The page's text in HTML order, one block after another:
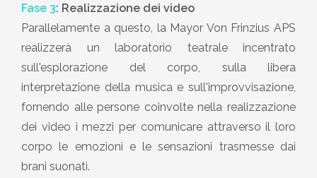
Fase 3: Realizzazione dei video
Parallelamente a questo, la Mayor Von Frinzius APS
realizzerà un laboratorio teatrale incentrato
sull'esplorazione del corpo, sulla libera
interpretazione della musica e sull'improvvisazione,
fornendo alle persone coinvolte nella realizzazione
dei video i mezzi per comunicare attraverso il loro
corpo le emozioni e le sensazioni trasmesse dai
brani suonati.